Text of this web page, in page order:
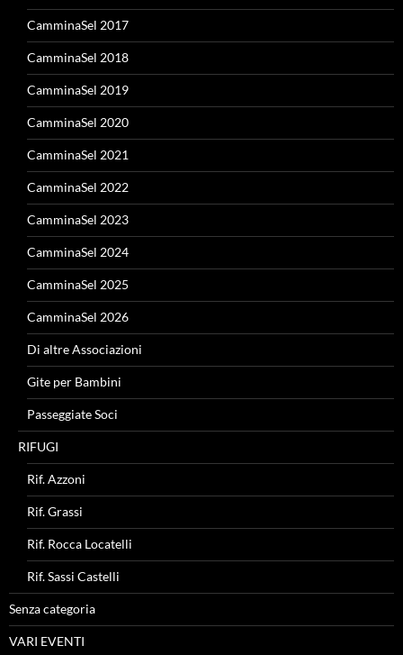
CamminaSel 2017
CamminaSel 2018
CamminaSel 2019
CamminaSel 2020
CamminaSel 2021
CamminaSel 2022
CamminaSel 2023
CamminaSel 2024
CamminaSel 2025
CamminaSel 2026
Di altre Associazioni
Gite per Bambini
Passeggiate Soci
RIFUGI
Rif. Azzoni
Rif. Grassi
Rif. Rocca Locatelli
Rif. Sassi Castelli
Senza categoria
VARI EVENTI